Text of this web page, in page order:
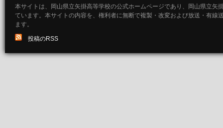
本サイトは、岡山県立矢掛高等学校の公式ホームページであり、岡山県立矢
ています。本サイトの内容を、権利者に無断で複製・改変および放送・有線
ます。
投稿のRSS